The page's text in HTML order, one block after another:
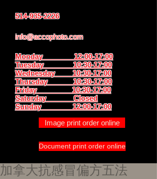
514-935-2226
info@accophoto.com
Monday 12:00-17:00
Tuesday 10:30-17:00
Wednesday 10:30-17:00
Thursday 10:30-17:00
Friday 10:30-17:00
Saturday Closed
Sunday 12:00-17:00
Image print order online
Document print order online
加拿大抗感冒偏方五法